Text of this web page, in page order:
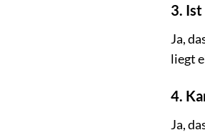
3.
Ja,
liegt
4.
Ja,